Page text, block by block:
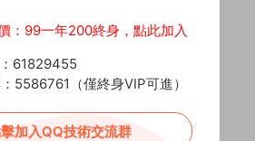
：99一年200終身，點此加入
61829455
5586761（僅終身VIP可進）
加入QQ技術交流群